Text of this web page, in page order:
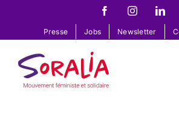
contenu
FacebookInstagram
Presse Jobs Newsletter